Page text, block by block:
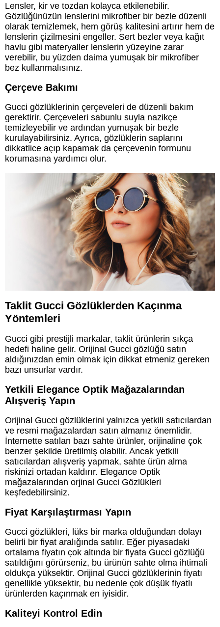
Lensler, kir ve tozdan kolayca etkilenebilir.
Gözlüğünüzün lenslerini mikrofiber bir bezle düzenli
olarak temizlemek, hem görüş kalitesini artırır hem de
lenslerin çizilmesini engeller. Sert bezler veya kağıt
havlu gibi materyaller lenslerin yüzeyine zarar
verebilir, bu yüzden daima yumuşak bir mikrofiber
bez kullanmalısınız.
Çerçeve Bakımı
Gucci gözlüklerinin çerçeveleri de düzenli bakım
gerektirir. Çerçeveleri sabunlu suyla nazikçe
temizleyebilir ve ardından yumuşak bir bezle
kurulayabilirsiniz. Ayrıca, gözlüklerin saplarını
dikkatlice açıp kapamak da çerçevenin formunu
korumasına yardımcı olur.
Taklit Gucci Gözlüklerden Kaçınma
Yöntemleri
Gucci gibi prestijli markalar, taklit ürünlerin sıkça
hedefi haline gelir. Orijinal Gucci gözlüğü satın
aldığınızdan emin olmak için dikkat etmeniz gereken
bazı unsurlar vardır.
Yetkili Elegance Optik Mağazalarından
Alışveriş Yapın
Orijinal Gucci gözlüklerini yalnızca yetkili satıcılardan
ve resmi mağazalardan satın almanız önemlidir.
İnternette satılan bazı sahte ürünler, orijinaline çok
benzer şekilde üretilmiş olabilir. Ancak yetkili
satıcılardan alışveriş yapmak, sahte ürün alma
riskinizi ortadan kaldırır. Elegance Optik
mağazalarından orjinal Gucci Gözlükleri
keşfedebilirsiniz.
Fiyat Karşılaştırması Yapın
Gucci gözlükleri, lüks bir marka olduğundan dolayı
belirli bir fiyat aralığında satılır. Eğer piyasadaki
ortalama fiyatın çok altında bir fiyata Gucci gözlüğü
satıldığını görürseniz, bu ürünün sahte olma ihtimali
oldukça yüksektir. Orijinal Gucci gözlüklerinin fiyatı
genellikle yüksektir, bu nedenle çok düşük fiyatlı
ürünlerden kaçınmak en iyisidir.
Kaliteyi Kontrol Edin